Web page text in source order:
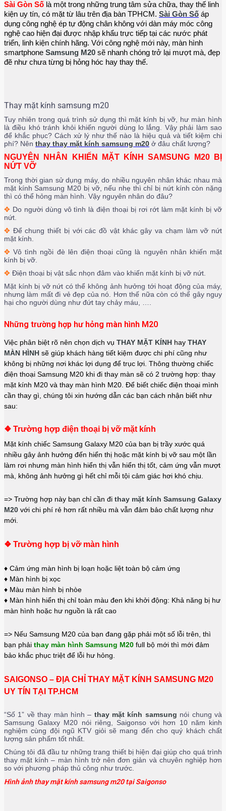
Sài Gòn Số là một trong những trung tâm sửa chữa, thay thế linh
kiện uy tín, có mặt từ lâu trên địa bàn TPHCM. Sài Gòn Số áp
dụng công nghệ ép tự động chân không với dàn máy móc công
nghệ cao hiện đại được nhập khẩu trực tiếp tại các nước phát
triển, linh kiện chính hãng. Với công nghệ mới này, màn hình
smartphone Samsung M20 sẽ nhanh chóng trở lại mượt mà, đẹp
đẽ như chưa từng bị hỏng hóc hay thay thế.
Thay mặt kính samsung m20
Tuy nhiên trong quá trình sử dụng thì mặt kính bị vỡ, hư màn hình
là điều khó tránh khỏi khiến người dùng lo lắng. Vậy phải làm sao
để khắc phục? Cách xử lý như thế nào là hiệu quả và tiết kiệm chi
phí? Nên thay thay mặt kính samsung m20 ở đâu chất lượng?
NGUYÊN NHÂN KHIẾN MẶT KÍNH SAMSUNG M20 BỊ
NỨT VỠ
Trong thời gian sử dụng máy, do nhiều nguyên nhân khác nhau mà
mặt kính Samsung M20 bị vỡ, nếu nhẹ thì chỉ bị nứt kính còn nặng
thì có thể hỏng màn hình. Vậy nguyên nhân do đâu?
✥ Do người dùng vô tình là điện thoại bị rơi rớt làm mặt kính bị vỡ
nứt.
✥ Để chung thiết bị với các đồ vật khác gây va chạm làm vỡ nứt
mặt kính.
✥ Vô tình ngồi đè lên điện thoại cũng là nguyên nhân khiến mặt
kính bị vỡ.
✥ Điện thoại bị vật sắc nhọn đâm vào khiến mặt kính bị vỡ nứt.
Mặt kính bị vỡ nứt có thể không ảnh hưởng tới hoạt động của máy,
nhưng làm mất đi vẻ đẹp của nó. Hơn thế nữa còn có thể gây nguy
hại cho người dùng như đứt tay chảy máu, ….
Những trường hợp hư hỏng màn hình M20
Việc phân biệt rõ nên chọn dịch vụ THAY MẶT KÍNH hay THAY
MÀN HÌNH sẽ giúp khách hàng tiết kiệm được chi phí cũng như
không bị những nơi khác lợi dụng để trục lợi. Thông thường chiếc
điện thoại Samsung M20 khi đi thay màn sẽ có 2 trường hợp: thay
mặt kính M20 và thay màn hình M20. Để biết chiếc điện thoại mình
cần thay gì, chúng tôi xin hướng dẫn các bạn cách nhận biết như
sau:
❖ Trường hợp điện thoại bị vỡ mặt kính
Mặt kính chiếc Samsung Galaxy M20 của bạn bị trầy xước quá
nhiều gây ảnh hưởng đến hiển thị hoặc mặt kính bị vỡ sau một lần
làm rơi nhưng màn hình hiển thị vẫn hiển thị tốt, cảm ứng vẫn mượt
mà, không ảnh hưởng gì hết chỉ mỗi tội cảm giác hơi khó chịu.
=> Trường hợp này bạn chỉ cần đi thay mặt kính Samsung Galaxy
M20 với chi phí rẻ hơn rất nhiều mà vẫn đảm bảo chất lượng như
mới.
❖ Trường hợp bị vỡ màn hình
♦ Cảm ứng màn hình bị loạn hoặc liệt toàn bộ cảm ứng
♦ Màn hình bị xọc
♦ Màu màn hình bị nhòe
♦ Màn hình hiển thị chỉ toàn màu đen khi khởi động: Khả năng bị hư
màn hình hoặc hư nguồn là rất cao
=> Nếu Samsung M20 của bạn đang gặp phải một số lỗi trên, thì
bạn phải thay màn hình Samsung M20 full bộ mới thì mới đảm
bảo khắc phục triệt để lỗi hư hỏng.
SAIGONSO – ĐỊA CHỈ THAY MẶT KÍNH SAMSUNG M20
UY TÍN TẠI TP.HCM
“Số 1” về thay màn hình – thay mặt kính samsung nói chung và
Samsung Galaxy M20 nói riêng, Saigonso với hơn 10 năm kinh
nghiệm cùng đội ngũ KTV giỏi sẽ mang đến cho quý khách chất
lượng sản phẩm tốt nhất.
Chúng tôi đã đầu tư những trang thiết bị hiện đại giúp cho quá trình
thay mặt kính – màn hình trở nên đơn giản và chuyên nghiệp hơn
so với phương pháp thủ công như trước.
Hình ảnh thay mặt kính samsung m20 tại Saigonso